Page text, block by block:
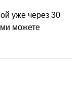
уже через 30
можете